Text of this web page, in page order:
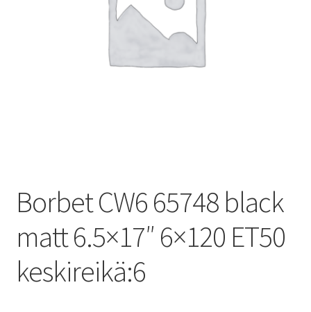
Borbet CW6 65748 black
matt 6.5×17″ 6×120 ET50
keskireikä:6